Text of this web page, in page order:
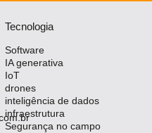
Tecnologia
Software
IA generativa
IoT
drones
inteligência de dados
infraestrutura
Segurança no campo